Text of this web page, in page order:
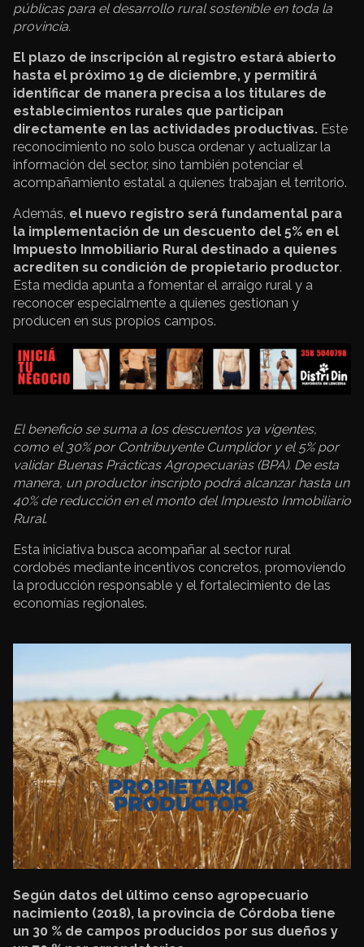
públicas para el desarrollo rural sostenible en toda la
provincia.
El plazo de inscripción al registro estará abierto
hasta el próximo 19 de diciembre, y permitirá
identificar de manera precisa a los titulares de
establecimientos rurales que participan
directamente en las actividades productivas. Este
reconocimiento no solo busca ordenar y actualizar la
información del sector, sino también potenciar el
acompañamiento estatal a quienes trabajan el territorio.
Además, el nuevo registro será fundamental para
la implementación de un descuento del 5% en el
Impuesto Inmobiliario Rural destinado a quienes
acrediten su condición de propietario productor.
Esta medida apunta a fomentar el arraigo rural y a
reconocer especialmente a quienes gestionan y
producen en sus propios campos.
El beneficio se suma a los descuentos ya vigentes,
como el 30% por Contribuyente Cumplidor y el 5% por
validar Buenas Prácticas Agropecuarias (BPA). De esta
manera, un productor inscripto podrá alcanzar hasta un
40% de reducción en el monto del Impuesto Inmobiliario
Rural.
Esta iniciativa busca acompañar al sector rural
cordobés mediante incentivos concretos, promoviendo
la producción responsable y el fortalecimiento de las
economías regionales.
Según datos del último censo agropecuario
nacimiento (2018), la provincia de Córdoba tiene
un 30 % de campos producidos por sus dueños y